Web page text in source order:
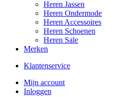
Heren Jassen
Heren Ondermode
Heren Accessoires
Heren Schoenen
Heren Sale
Merken
Klantenservice
Mijn account
Inloggen